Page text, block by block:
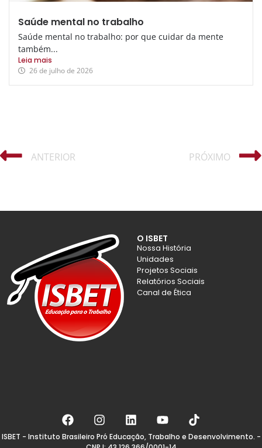
Saúde mental no trabalho
Saúde mental no trabalho: por que cuidar da mente
também...
Leia mais
26 de julho de 2026
ANTERIOR PRÓXIMO
O ISBET
Nossa História
Unidades
Projetos Sociais
Relatórios Sociais
Canal de Ética
ISBET - Instituto Brasileiro Pró Educação, Trabalho e Desenvolvimento. -